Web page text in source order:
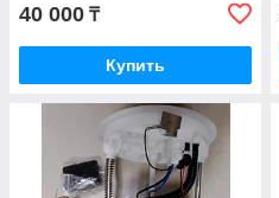
40 000 ₸
Купить